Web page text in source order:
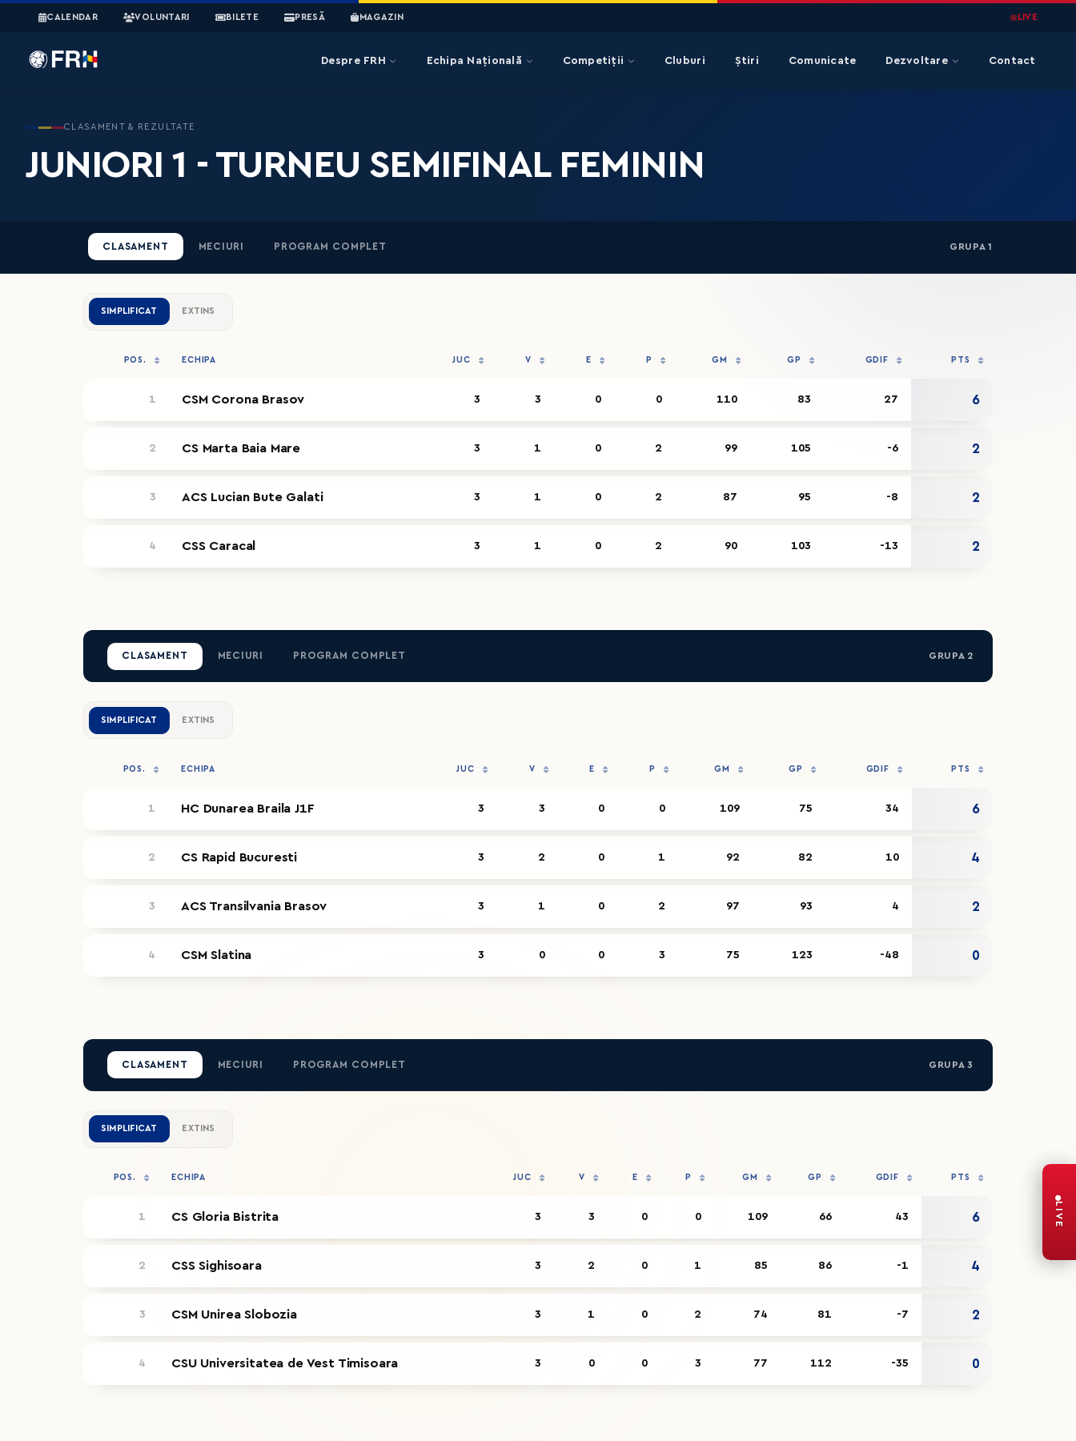
CALENDAR VOLUNTARI BILETE PRESĂ MAGAZIN LIVE
Despre FRH Echipa Națională Competiții Cluburi Știri Comunicate Dezvoltare Contact
CLASAMENT & REZULTATE
JUNIORI 1 - TURNEU SEMIFINAL FEMININ
GRUPA 1
CLASAMENT MECIURI PROGRAM COMPLET
SIMPLIFICAT EXTINS
POS. ECHIPA JUC V E P GM GP GDIF PTS
1 CSM Corona Brasov 3 3 0 0 110 83 27 6
2 CS Marta Baia Mare 3 1 0 2 99 105 -6 2
3 ACS Lucian Bute Galati 3 1 0 2 87 95 -8 2
4 CSS Caracal 3 1 0 2 90 103 -13 2
GRUPA 2
CLASAMENT MECIURI PROGRAM COMPLET
SIMPLIFICAT EXTINS
POS. ECHIPA JUC V E P GM GP GDIF PTS
1 HC Dunarea Braila J1F 3 3 0 0 109 75 34 6
2 CS Rapid Bucuresti 3 2 0 1 92 82 10 4
3 ACS Transilvania Brasov 3 1 0 2 97 93 4 2
4 CSM Slatina 3 0 0 3 75 123 -48 0
GRUPA 3
CLASAMENT MECIURI PROGRAM COMPLET
SIMPLIFICAT EXTINS
POS. ECHIPA JUC V E P GM GP GDIF PTS
1 CS Gloria Bistrita 3 3 0 0 109 66 43 6
2 CSS Sighisoara 3 2 0 1 85 86 -1 4
3 CSM Unirea Slobozia 3 1 0 2 74 81 -7 2
4 CSU Universitatea de Vest Timisoara 3 0 0 3 77 112 -35 0
LIVE